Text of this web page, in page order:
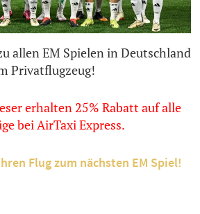
allen EM Spielen in Deutschland
Privatflugzeug!
erhalten 25% Rabatt auf alle
bei AirTaxi Express.
Flug zum nächsten EM Spiel!